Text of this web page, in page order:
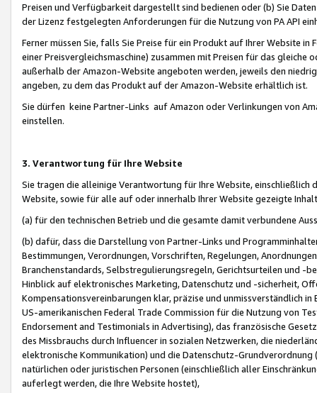
Preisen und Verfügbarkeit dargestellt sind bedienen oder (b) Sie
der Lizenz festgelegten Anforderungen für die Nutzung von PA API
Ferner müssen Sie, falls Sie Preise für ein Produkt auf Ihrer Website
einer Preisvergleichsmaschine) zusammen mit Preisen für das
außerhalb der Amazon-Website angeboten werden, jeweils den
angeben, zu dem das Produkt auf der Amazon-Website erhältlich ist.
Sie dürfen keine Partner-Links auf Amazon oder Verlinkungen von
einstellen.
3. Verantwortung für Ihre Website
Sie tragen die alleinige Verantwortung für Ihre Website,
Website, sowie für alle auf oder innerhalb Ihrer Website gezeigte
(a) für den technischen Betrieb und die gesamte damit verbundene
(b) dafür, dass die Darstellung von Partner-Links und
Bestimmungen, Verordnungen, Vorschriften, Regelungen,
Branchenstandards, Selbstregulierungsregeln, Gerichtsurteilen und -
Hinblick auf elektronisches Marketing, Datenschutz und -sicherheit,
Kompensationsvereinbarungen klar, präzise und unmissverständlich
US-amerikanischen Federal Trade Commission für die Nutzung von
Endorsement and Testimonials in Advertising), das französische
des Missbrauchs durch Influencer in sozialen Netzwerken, die
elektronische Kommunikation) und die Datenschutz-
natürlichen oder juristischen Personen (einschließlich aller
auferlegt werden, die Ihre Website hostet),